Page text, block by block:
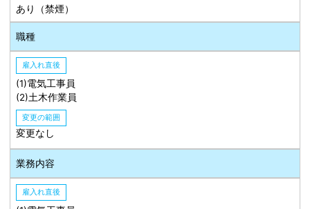
あり（禁煙）
職種
雇入れ直後
(1)電気工事員
(2)土木作業員
変更の範囲
変更なし
業務内容
雇入れ直後